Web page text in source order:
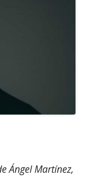
Ángel Martínez,